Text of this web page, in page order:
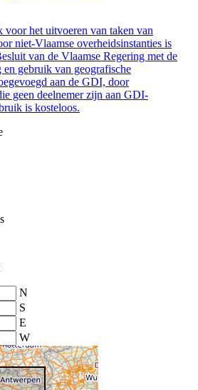
voor het uitvoeren van taken van
niet-Vlaamse overheidsinstanties is
van de Vlaamse Regering met de
en gebruik van geografische
aan de GDI, door
geen deelnemer zijn aan GDI-
is kosteloos.
N
S
E
W